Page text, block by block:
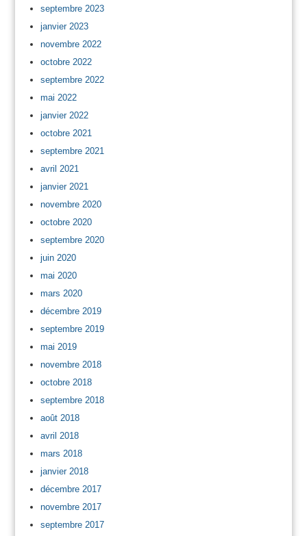
septembre 2023
janvier 2023
novembre 2022
octobre 2022
septembre 2022
mai 2022
janvier 2022
octobre 2021
septembre 2021
avril 2021
janvier 2021
novembre 2020
octobre 2020
septembre 2020
juin 2020
mai 2020
mars 2020
décembre 2019
septembre 2019
mai 2019
novembre 2018
octobre 2018
septembre 2018
août 2018
avril 2018
mars 2018
janvier 2018
décembre 2017
novembre 2017
septembre 2017